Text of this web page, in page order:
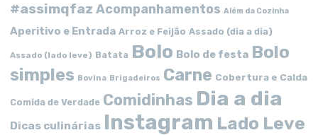
#assimqfaz Acompanhamentos Além da Cozinha
Aperitivo e Entrada Arroz e Feijão Assado (dia a dia)
Assado (lado leve) Batata Bolo Bolo de festa Bolo
simples Bovina Brigadeiros Carne Cobertura e Calda
Comida de Verdade Comidinhas Dia a dia
Dicas culinárias Instagram Lado Leve